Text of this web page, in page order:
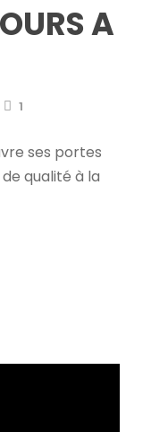
A
1
ses portes
qualité à la